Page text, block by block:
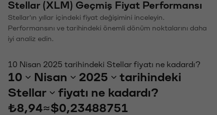
Stellar (XLM) Geçmiş Fiyat Performansı
Stellar'ın yıllar içindeki fiyat değişimini inceleyin.
Performansını ve tarihindeki önemli dönüm noktalarını daha
iyi analiz edin.
10 Nisan 2025 tarihindeki Stellar fiyatı ne kadardı?
10 Nisan 2025
tarihindeki
Stellar
fiyatı ne kadardı?
₺8,94≈$0,23488751